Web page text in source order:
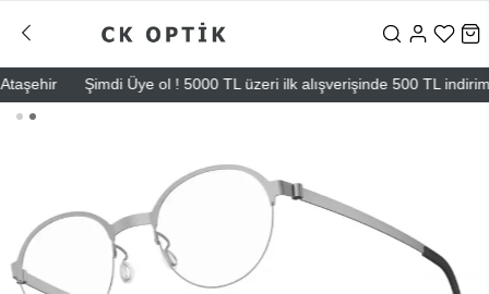
Şimdi Üye ol ! 5000 TL üzeri ilk alışverişinde 500 TL indirim